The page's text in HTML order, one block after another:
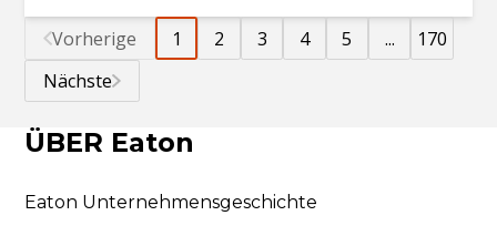
Vorherige 1 2 3 4 5 ...
170
Nächste
ÜBER Eaton
Eaton Unternehmensgeschichte